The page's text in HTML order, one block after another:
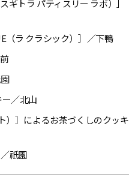
トラ パティスリー ラボ）］
（ラ クラシック）］／下鴨
／北山
）］によるお茶づくしのクッキ
祇園